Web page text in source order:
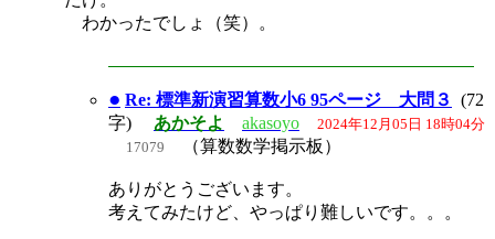
わかったでしょ（笑）。
● Re: 標準新演習算数小6 95ページ 大問３
(72
字) あかそよ akasoyo
2024年12月05日 18時04分
17079
（算数数学掲示板）
ありがとうございます。
考えてみたけど、やっぱり難しいです。。。